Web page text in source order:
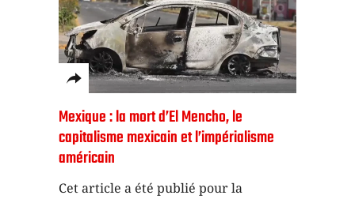
Mexique : la mort d’El Mencho, le
capitalisme mexicain et l’impérialisme
américain
Cet article a été publié pour la